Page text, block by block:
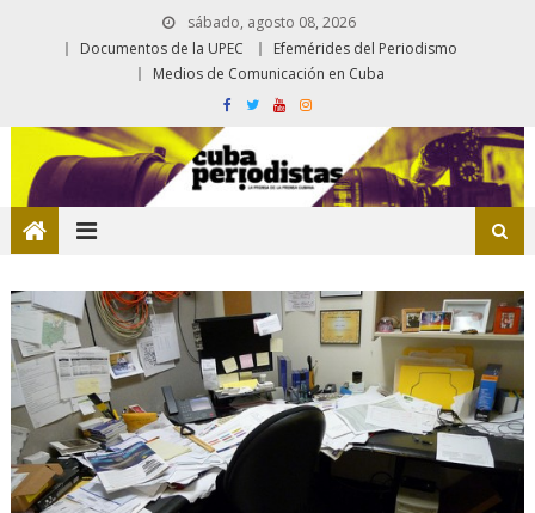
sábado, agosto 08, 2026
Documentos de la UPEC
Efemérides del Periodismo
Medios de Comunicación en Cuba